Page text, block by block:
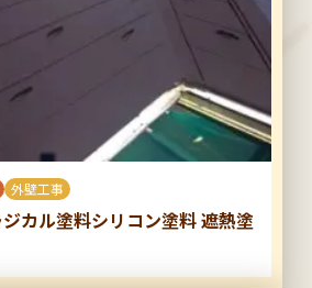
外壁工事
カル塗料シリコン塗料 遮熱塗